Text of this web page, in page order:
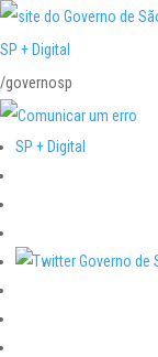
SP + Digital
/governosp
SP + Digital